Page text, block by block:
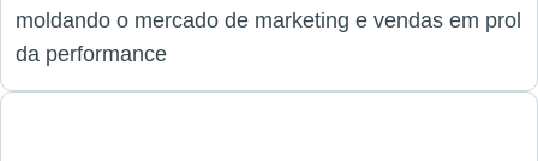
moldando o mercado de marketing e vendas em prol
da performance